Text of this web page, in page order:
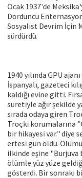
Ocak 1937'de
Dördüncü
Sosyalist Devrim İçin
sürdürdü.
1940 yılında GPU
İspanyalı, gazeteci
kaldığı evine gitti.
suretiyle ağır şekilde
sırada odaya giren
Troçki korumalarına
bir hikayesi var." diye
ertesi gün öldü.
ilkinde eşine "Burjuva
ölümle yüz yüze
gösterdi. Bir sonraki